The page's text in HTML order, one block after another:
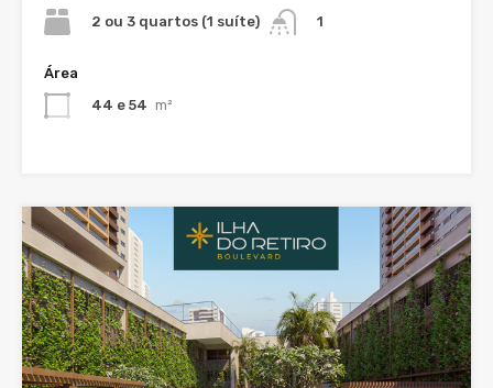
2 ou 3 quartos (1 suíte)
1
Área
44 e 54 m²